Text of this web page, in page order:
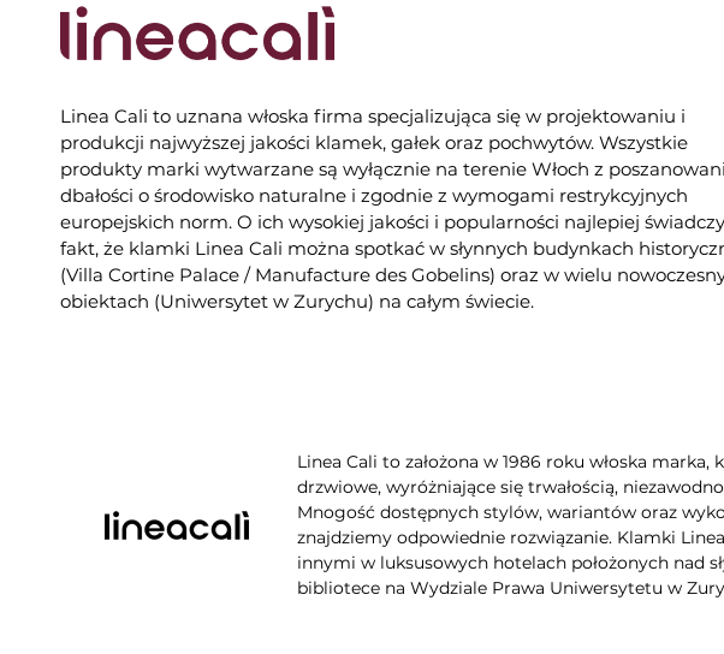
Linea Cali to uznana włoska firma specjalizująca się w projektowaniu i
produkcji najwyższej jakości klamek, gałek oraz pochwytów. Wszystkie
produkty marki wytwarzane są wyłącznie na terenie Włoch z
dbałości o środowisko naturalne i zgodnie z wymogami restrykcyjnych
europejskich norm. O ich wysokiej jakości i popularności najlepiej świadczy
fakt, że klamki Linea Cali można spotkać w słynnych budynkach
(Villa Cortine Palace / Manufacture des Gobelins) oraz w wielu
obiektach (Uniwersytet w Zurychu) na całym świecie.
Linea Cali to założona w 1986 roku włoska
drzwiowe, wyróżniające się trwałością,
Mnogość dostępnych stylów, wariantów oraz
znajdziemy odpowiednie rozwiązanie. Klamki
innymi w luksusowych hotelach położonych nad
bibliotece na Wydziale Prawa Uniwersytetu w